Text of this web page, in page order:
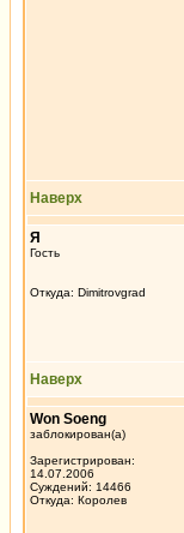
Наверх
Я
Гость
Откуда: Dimitrovgrad
Наверх
Won Soeng
заблокирован(а)
Зарегистрирован:
14.07.2006
Суждений: 14466
Откуда: Королев